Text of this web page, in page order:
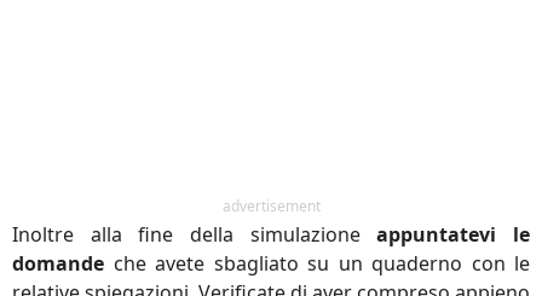
advertisement
Inoltre alla fine della simulazioneappuntatevi le
domande che avete sbagliato su un quaderno con le